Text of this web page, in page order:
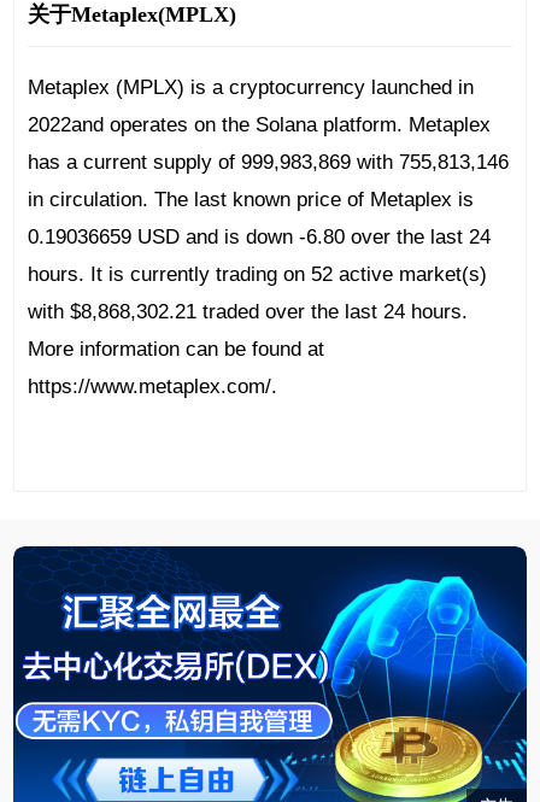
关于Metaplex(MPLX)
Metaplex (MPLX) is a cryptocurrency launched in
2022and operates on the Solana platform. Metaplex
has a current supply of 999,983,869 with 755,813,146
in circulation. The last known price of Metaplex is
0.19036659 USD and is down -6.80 over the last 24
hours. It is currently trading on 52 active market(s)
with $8,868,302.21 traded over the last 24 hours.
More information can be found at
https://www.metaplex.com/.